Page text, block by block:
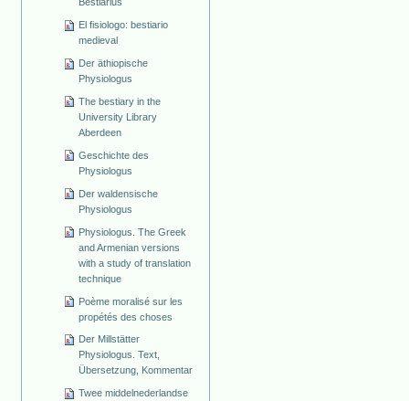
El fisiologo: bestiario
medieval
Der äthiopische
Physiologus
The bestiary in the
University Library
Aberdeen
Geschichte des
Physiologus
Der waldensische
Physiologus
Physiologus. The Greek
and Armenian versions
with a study of translation
technique
Poème moralisé sur les
propétés des choses
Der Millstätter
Physiologus. Text,
Übersetzung, Kommentar
Twee middelnederlandse